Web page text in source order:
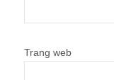
Trang web